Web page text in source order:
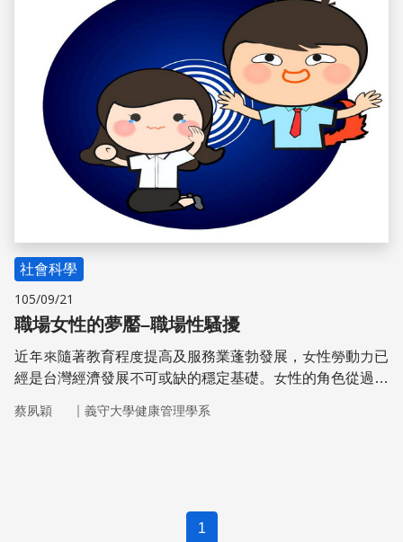
社會科學
105/09/21
職場女性的夢靨–職場性騷擾
近年來隨著教育程度提高及服務業蓬勃發展，女性勞動力已
經是台灣經濟發展不可或缺的穩定基礎。女性的角色從過去
場上性別工作的平等，積極推動性別工作平等法及相關措
蔡夙穎 ｜ 義守大學健康管理學系
1